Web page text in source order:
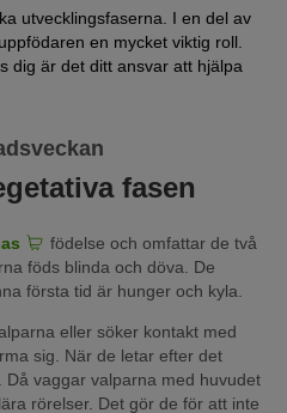
utvecklingsfaserna. I en del av
en mycket viktig roll.
dig är det ditt ansvar att hjälpa
fasen
födelse och omfattar de två
föds blinda och döva. De
första tid är hunger och kyla.
eller söker kontakt med
sig. När de letar efter det
vaggar valparna med huvudet
rörelser. Det gör de för att inte